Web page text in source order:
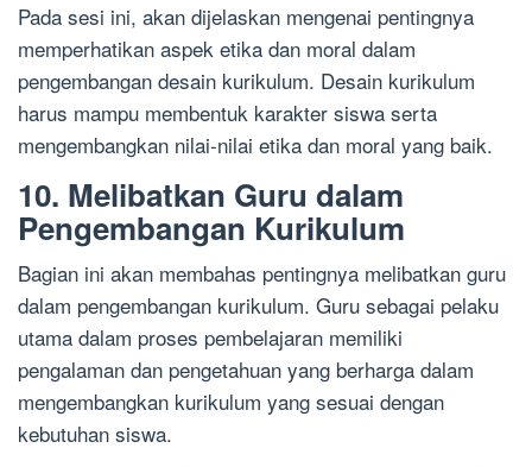
Pada sesi ini, akan dijelaskan mengenai pentingnya
memperhatikan aspek etika dan moral dalam
pengembangan desain kurikulum. Desain kurikulum
harus mampu membentuk karakter siswa serta
mengembangkan nilai-nilai etika dan moral yang baik.
10. Melibatkan Guru dalam
Pengembangan Kurikulum
Bagian ini akan membahas pentingnya melibatkan guru
dalam pengembangan kurikulum. Guru sebagai pelaku
utama dalam proses pembelajaran memiliki
pengalaman dan pengetahuan yang berharga dalam
mengembangkan kurikulum yang sesuai dengan
kebutuhan siswa.